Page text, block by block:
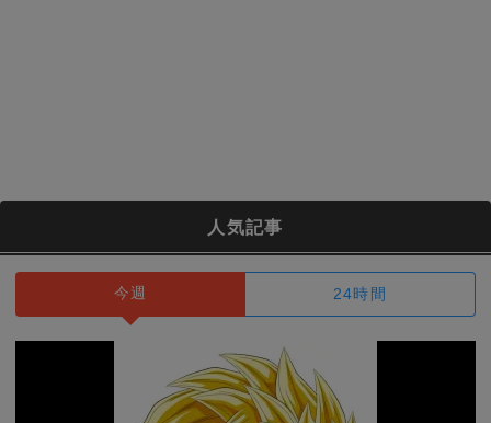
人気記事
今週 24時間